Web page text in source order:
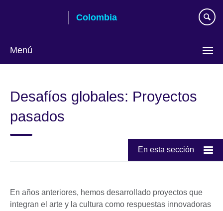
Colombia
Menú
idioma
Desafíos globales: Proyectos
pasados
En esta sección
En años anteriores, hemos desarrollado proyectos que
integran el arte y la cultura como respuestas innovadoras